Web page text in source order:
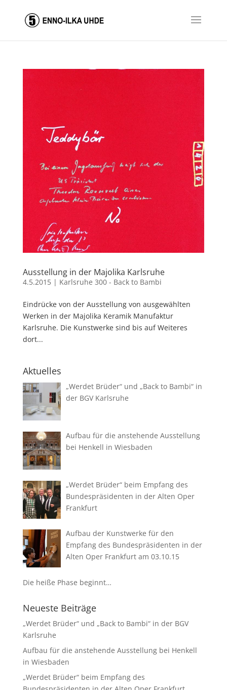
Ausstellung in der Majolika Karlsruhe
4.5.2015| Karlsruhe 300 - Back to Bambi
Eindrücke von der Ausstellung von ausgewählten
Werken in der Majolika Keramik Manufaktur
Karlsruhe. Die Kunstwerke sind bis auf Weiteres
dort...
Aktuelles
„Werdet Brüder“ und „Back to Bambi“ in
der BGV Karlsruhe
Aufbau für die anstehende Ausstellung
bei Henkell in Wiesbaden
„Werdet Brüder“ beim Empfang des
Bundespräsidenten in der Alten Oper
Frankfurt
Aufbau der Kunstwerke für den
Empfang des Bundespräsidenten in der
Alten Oper Frankfurt am 03.10.15
Die heiße Phase beginnt…
Neueste Beiträge
„Werdet Brüder“ und „Back to Bambi“ in der BGV
Karlsruhe
Aufbau für die anstehende Ausstellung bei Henkell
in Wiesbaden
„Werdet Brüder“ beim Empfang des